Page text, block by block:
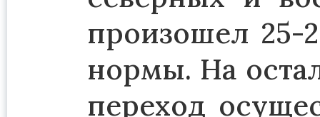
произошел 25-
нормы. На
переход